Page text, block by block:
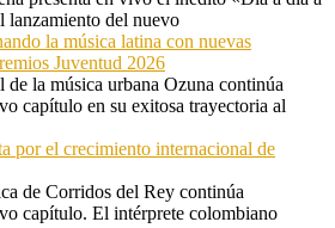
lanzamiento del nuevo
la música latina con nuevas
Juventud 2026
la música urbana Ozuna continúa
capítulo en su exitosa trayectoria al
por el crecimiento internacional de
de Corridos del Rey continúa
capítulo. El intérprete colombiano